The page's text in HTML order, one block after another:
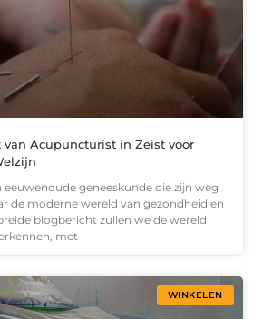
van Acupuncturist in Zeist voor
geneeskunde die zijn weg
de moderne wereld van gezondheid en
blogbericht zullen we de wereld
met
WINKELEN